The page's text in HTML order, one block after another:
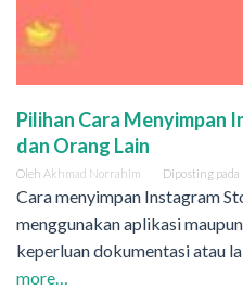
Pilihan Cara Menyimpan
dan Orang Lain
Oleh Akhmad Norrahim Diposting pada
Cara menyimpan Instagram
menggunakan aplikasi
keperluan dokumentasi atau
more…